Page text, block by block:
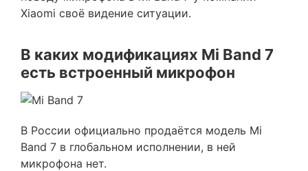
Xiaomi своё видение ситуации.
В каких модификациях Mi Band 7
есть встроенный микрофон
В России официально продаётся модель Mi
Band 7 в глобальном исполнении, в ней
микрофона нет.